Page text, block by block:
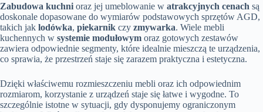
Zabudowa kuchni oraz jej umeblowanie w atrakcyjnych cenach są
doskonale dopasowane do wymiarów podstawowych sprzętów AGD,
takich jak lodówka, piekarnik czy zmywarka. Wiele mebli
kuchennych w systemie modułowym oraz gotowych zestawów
zawiera odpowiednie segmenty, które idealnie mieszczą te urządzenia,
co sprawia, że przestrzeń staje się zarazem praktyczna i estetyczna.
Dzięki właściwemu rozmieszczeniu mebli oraz ich odpowiednim
rozmiarom, korzystanie z urządzeń staje się łatwe i wygodne. To
szczególnie istotne w sytuacji, gdy dysponujemy ograniczonym